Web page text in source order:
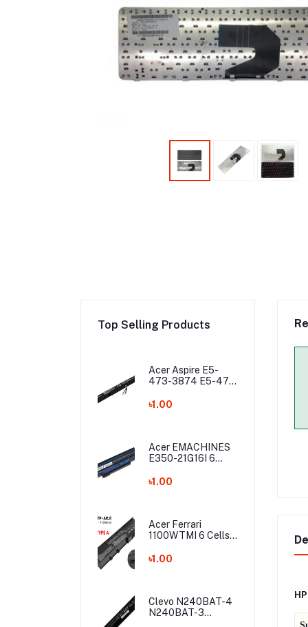
Top Selling Products
Acer Aspire E5-
473-3874 E5-475
E5-575G E5-575T
৳1.00
Acer EMACHINES
E350-21G16I 6
Battery
৳1.00
Acer Ferrari
1100WTMI 6 Cells
৳1.00
Clevo N240BAT-4
N240BAT-3